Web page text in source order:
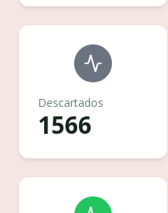
Descartados
1566